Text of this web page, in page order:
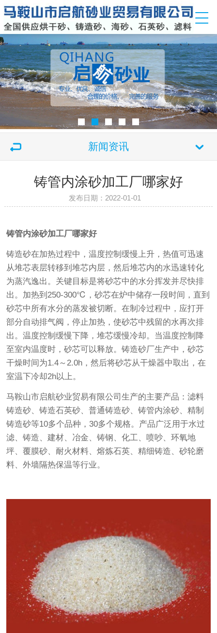
新闻资讯
铸管内涂砂加工厂哪家好
发布日期：2022-01-01
铸管内涂砂加工厂哪家好
铸造砂在加热过程中，温度控制缓慢上升，热值可迅速
从堆芯表层转移到堆芯内层，然后堆芯内的水迅速转化
为蒸汽逸出。关键目标是将砂芯中的水分挥发并尽快排
出。加热到250-300℃，砂芯在炉中储存一段时间，直到
砂芯中所有水分的蒸发被切断。在制冷过程中，应打开
部分自动排气阀，停止加热，使砂芯中残留的水再次排
出。温度控制缓慢下降，堆芯缓慢冷却。当温度控制降
至室内温度时，砂芯可以释放。铸造砂厂生产中，砂芯
干燥时间为1.4～2.0h，然后将砂芯从干燥器中取出，在
室温下冷却2h以上。
马鞍山市启航砂业贸易有限公司生产的主要产品：滤料
铸造砂、铸造石英砂、普通铸造砂、铸管内涂砂、精制
铸造砂等10多个品种，30多个规格。产品广泛用于水过
滤、铸造、建材、冶金、铸钢、化工、喷吵、环氧地
坪、覆膜砂、耐火材料、熔炼石英、精细铸造、砂轮磨
料、外墙隔热保温等行业。